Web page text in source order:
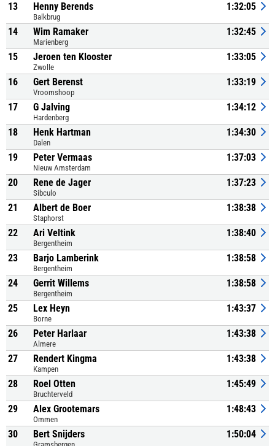
13 Henny Berends
Balkbrug
1:32:05
14 Wim Ramaker
Marienberg
1:32:45
15 Jeroen ten Klooster
Zwolle
1:33:05
16 Gert Berenst
Vroomshoop
1:33:19
17 G Jalving
Hardenberg
1:34:12
18 Henk Hartman
Dalen
1:34:30
19 Peter Vermaas
Nieuw Amsterdam
1:37:03
20 Rene de Jager
Sibculo
1:37:23
21 Albert de Boer
Staphorst
1:38:38
22 Ari Veltink
Bergentheim
1:38:40
23 Barjo Lamberink
Bergentheim
1:38:58
24 Gerrit Willems
Bergentheim
1:38:58
25 Lex Heyn
Borne
1:43:37
26 Peter Harlaar
Almere
1:43:38
27 Rendert Kingma
Kampen
1:43:38
28 Roel Otten
Bruchterveld
1:45:49
29 Alex Grootemars
Ommen
1:48:43
30 Bert Snijders 1:50:04